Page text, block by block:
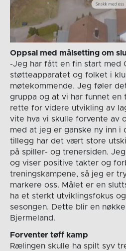
Oppsal med målsetting om
-Jeg har fått en fin start med
støtteapparatet og folket i
møtekommende. Jeg føler
gruppa og at vi har funnet en
rette for videre utvikling av
vite hva vi skulle forvente av
med at jeg er ganske ny inn i
tillegg har det vært store
på spiller- og trenersiden.
og viser positive takter og
treningskampene, så jeg er
markere oss. Målet er en
ha et sterkt utviklingsfokus
sesongen. Dette blir en
Bjermeland.
Forventer tøff kamp
Rælingen skulle ha spilt syv